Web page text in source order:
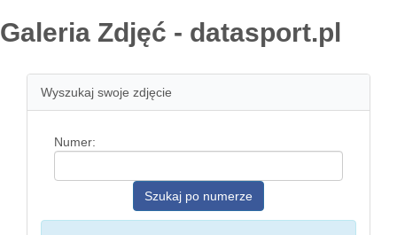
Galeria Zdjęć - datasport.pl
Wyszukaj swoje zdjęcie
Numer: